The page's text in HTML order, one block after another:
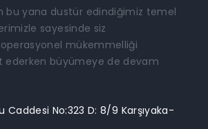
bu yana dustür edindiğimiz temel
sayesinde siz
mükemmelliği
ederken büyümeye de devam
Caddesi No:323 D: 8/9 Karşıyaka-